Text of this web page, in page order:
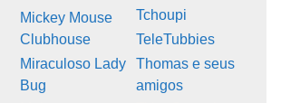
Mickey Mouse
Clubhouse
Miraculoso Lady
Bug
Tchoupi
TeleTubbies
Thomas e seus
amigos